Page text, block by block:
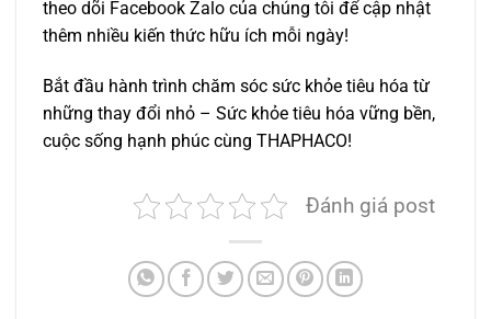
theo dõi Facebook Zalo của chúng tôi để cập nhật
thêm nhiều kiến thức hữu ích mỗi ngày!
Bắt đầu hành trình chăm sóc sức khỏe tiêu hóa từ
những thay đổi nhỏ – Sức khỏe tiêu hóa vững bền,
cuộc sống hạnh phúc cùng THAPHACO!
Đánh giá post